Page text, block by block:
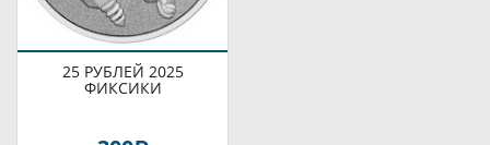
25 РУБЛЕЙ 2025
ФИКСИКИ